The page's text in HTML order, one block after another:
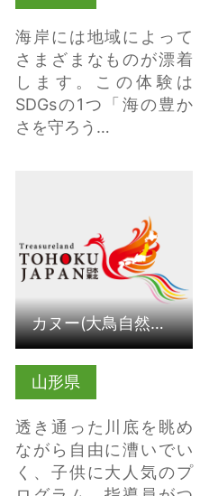
海岸には地域によって
さまざまなものが漂着
します。この体験は
SDGsの1つ「海の豊か
さを守ろう…
山形県
透き通った川底を眺め
ながら自由に漕いでい
く、子供に大人気のプ
カヌー(大鳥自然の家体験プログラム） (山形県鶴岡市）